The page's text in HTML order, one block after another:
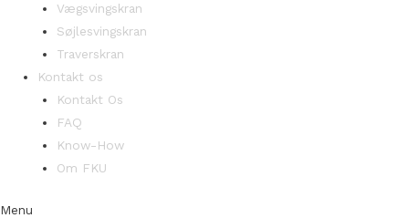
Vægsvingskran
Søjlesvingskran
Traverskran
Kontakt os
Kontakt Os
FAQ
Know-How
Om FKU
Menu